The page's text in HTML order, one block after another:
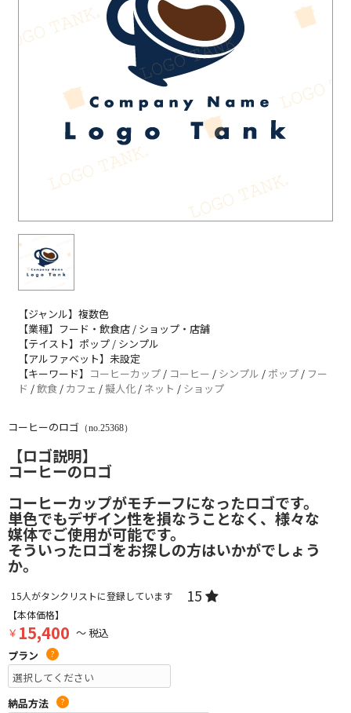
【ジャンル】複数色
【業種】フード・飲食店 / ショップ・店舗
【テイスト】ポップ / シンプル
【アルファベット】未設定
【キーワード】 コーヒーカップ / コーヒー / シンプル / ポップ / フー
ド /飲食 / カフェ /擬人化 / ネット / ショップ
コーヒーのロゴ （no.25368）
【ロゴ説明】
コーヒーのロゴ
コーヒーカップがモチーフになったロゴです。
単色でもデザイン性を損なうことなく、様々な
媒体でご使用が可能です。
そういったロゴをお探しの方はいかがでしょう
か。
15人がタンクリストに登録しています 15
【本体価格】
￥ 15,400 ～ 税込
プラン
?
納品方法 ?